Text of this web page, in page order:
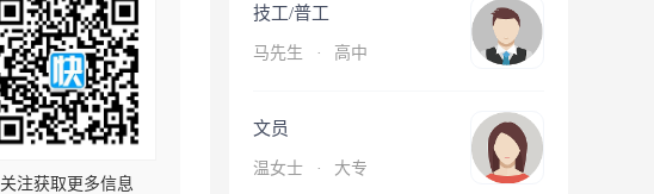
关注获取更多信息
技工/普工
马先生 · 高中
文员
温女士 · 大专